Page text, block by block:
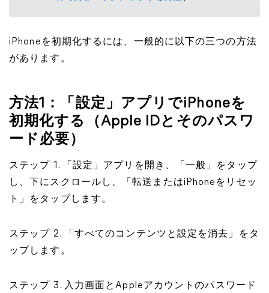
iPhoneを初期化するには、一般的に以下の三つの方法
があります。
方法1：「設定」アプリでiPhoneを
初期化する（Apple IDとそのパスワ
ード必要）
ステップ 1. 「設定」アプリを開き、「一般」をタップ
し、下にスクロールし、「転送またはiPhoneをリセッ
ト」をタップします。
ステップ 2. 「すべてのコンテンツと設定を消去」をタ
ップします。
ステップ 3. 入力画面とAppleアカウントのパスワード